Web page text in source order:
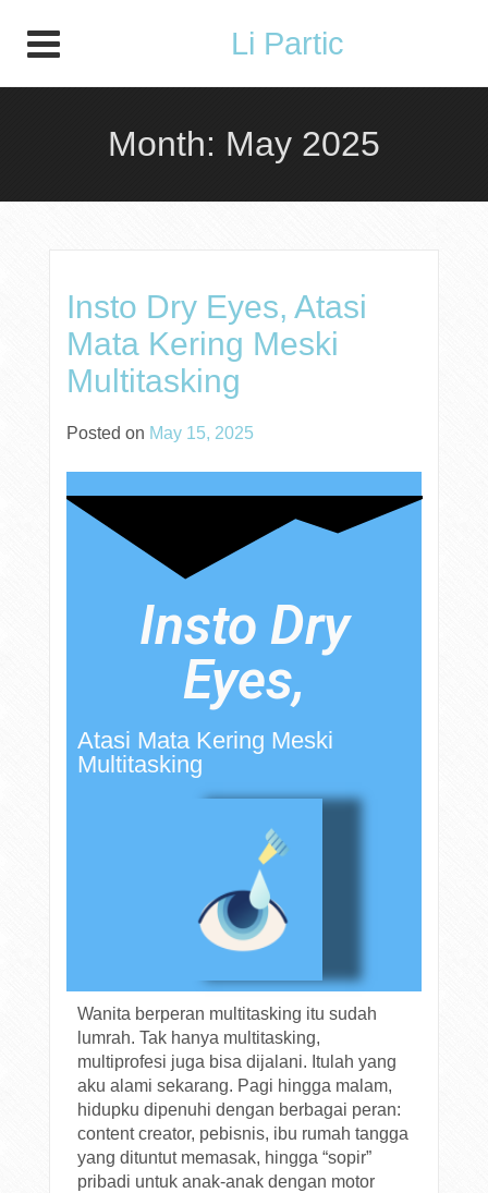
Li Partic
Month: May 2025
Insto Dry Eyes, Atasi
Mata Kering Meski
Multitasking
Posted on May 15, 2025
Insto Dry
Eyes,
Atasi Mata Kering Meski
Multitasking
Wanita berperan multitasking itu sudah
lumrah. Tak hanya multitasking,
multiprofesi juga bisa dijalani. Itulah yang
aku alami sekarang. Pagi hingga malam,
hidupku dipenuhi dengan berbagai peran:
content creator, pebisnis, ibu rumah tangga
yang dituntut memasak, hingga “sopir”
pribadi untuk anak-anak dengan motor